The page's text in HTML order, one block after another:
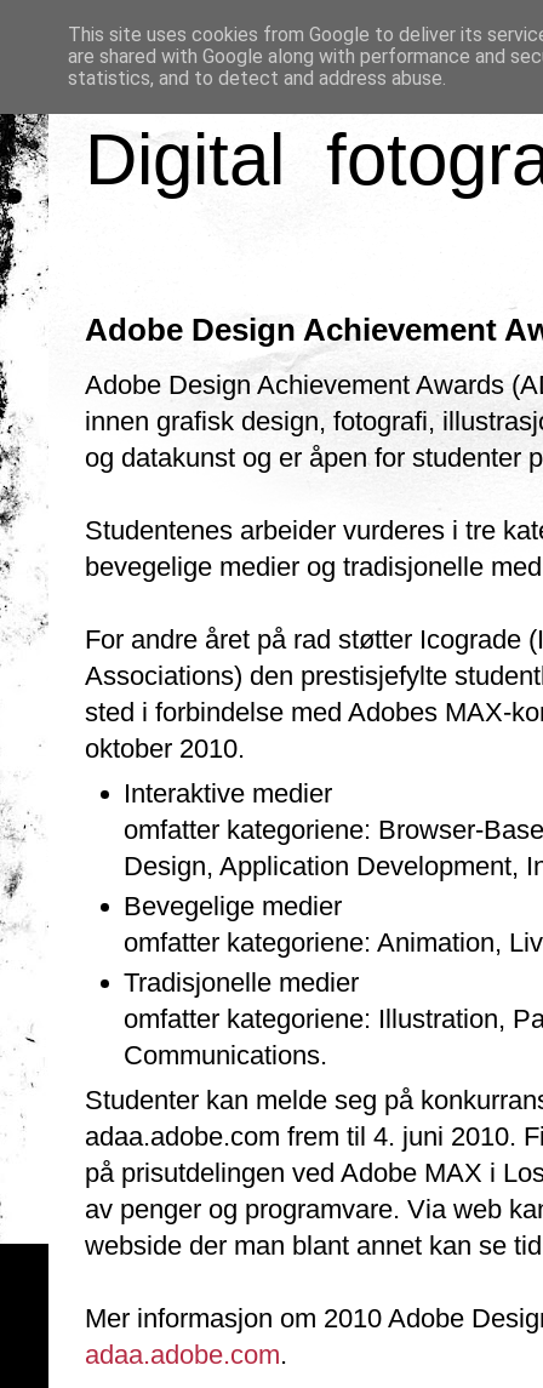
Digital
Adobe Design Achievement
Adobe Design Achievement Awards
innen grafisk design, fotografi,
og datakunst og er åpen for studenter
Studentenes arbeider vurderes i tre
bevegelige medier og tradisjonelle
For andre året på rad støtter Icograde
Associations) den prestisjefylte
sted i forbindelse med Adobes MAX-
oktober 2010.
Interaktive medier
omfatter kategoriene: Browser-
Design, Application Development,
Bevegelige medier
omfatter kategoriene: Animation,
Tradisjonelle medier
omfatter kategoriene: Illustration,
Communications.
Studenter kan melde seg på
adaa.adobe.com frem til 4. juni 2010.
på prisutdelingen ved Adobe MAX i
av penger og programvare. Via web
webside der man blant annet kan se
Mer informasjon om 2010 Adobe
adaa.adobe.com.
This site uses cookies from Google to deliver its
are shared with Google along with performance and
statistics, and to detect and address abuse.